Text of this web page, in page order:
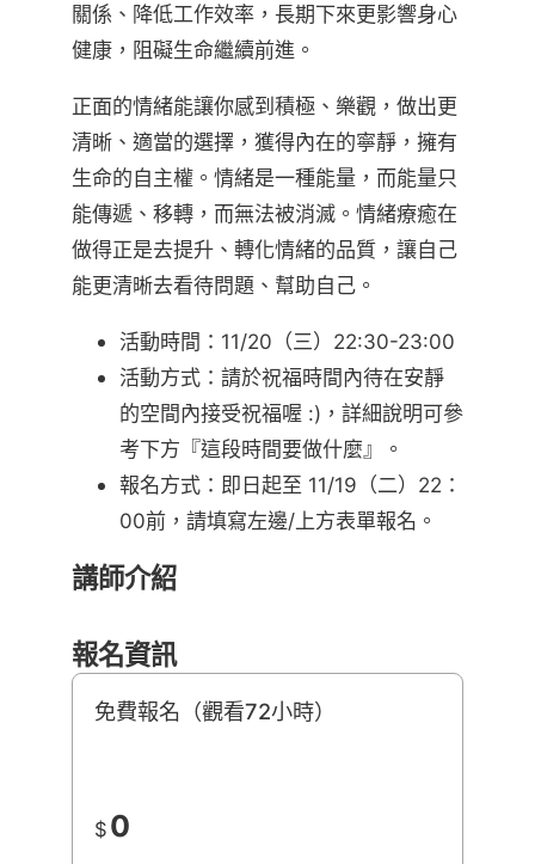
關係、降低工作效率，長期下來更影響身心
健康，阻礙生命繼續前進。
正面的情緒能讓你感到積極、樂觀，做出更
清晰、適當的選擇，獲得內在的寧靜，擁有
生命的自主權。情緒是一種能量，而能量只
能傳遞、移轉，而無法被消滅。情緒療癒在
做得正是去提升、轉化情緒的品質，讓自己
能更清晰去看待問題、幫助自己。
活動時間：11/20（三）22:30-23:00
活動方式：請於祝福時間內待在安靜
的空間內接受祝福喔 :)，詳細說明可參
考下方『這段時間要做什麼』。
報名方式：即日起至 11/19（二）22：
00前，請填寫左邊/上方表單報名。
講師介紹
報名資訊
免費報名（觀看72小時）
$ 0